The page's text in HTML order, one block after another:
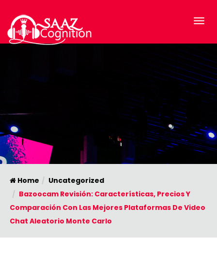
Home
Uncategorized
Bazoocam Revisión: Características, Precios Y
Comparación Con Las Mejores Plataformas De Video
Chat Aleatorio Monte Carlo